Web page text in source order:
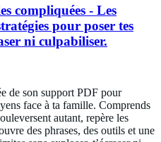
compliquées - Les
pour poser tes
ni culpabiliser.
de son support PDF pour
face à ta famille. Comprends
autant, repère les
des phrases, des outils et une